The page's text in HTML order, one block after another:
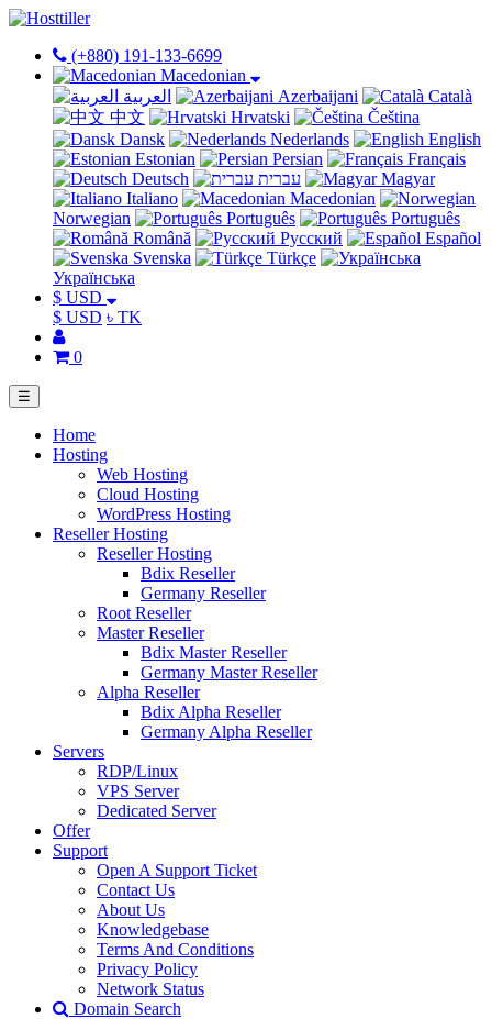
(+880) 191-133-6699
Macedonian
العربية
Azerbaijani
Català
中文
Hrvatski
Čeština
Dansk
Nederlands
English
Estonian
Persian
Français
Deutsch
עברית
Magyar
Italiano
Macedonian
Norwegian
Português
Português
Română
Русский
Español
Svenska
Türkçe
Українська
$ USD
$ USD ৳ TK
0
☰
Home
Hosting
Web Hosting
Cloud Hosting
WordPress Hosting
Reseller Hosting
Reseller Hosting
Bdix Reseller
Germany Reseller
Root Reseller
Master Reseller
Bdix Master Reseller
Germany Master Reseller
Alpha Reseller
Bdix Alpha Reseller
Germany Alpha Reseller
Servers
RDP/Linux
VPS Server
Dedicated Server
Offer
Support
Open A Support Ticket
Contact Us
About Us
Knowledgebase
Terms And Conditions
Privacy Policy
Network Status
Domain Search